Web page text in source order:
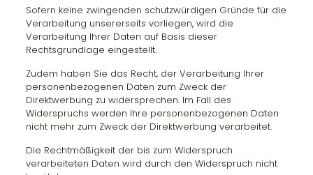
Sofern keine zwingenden schutzwürdigen Gründe für die
Verarbeitung unsererseits vorliegen, wird die
Verarbeitung Ihrer Daten auf Basis dieser
Rechtsgrundlage eingestellt.
Zudem haben Sie das Recht, der Verarbeitung Ihrer
personenbezogenen Daten zum Zweck der
Direktwerbung zu widersprechen. Im Fall des
Widerspruchs werden Ihre personenbezogenen Daten
nicht mehr zum Zweck der Direktwerbung verarbeitet.
Die Rechtmäßigkeit der bis zum Widerspruch
verarbeiteten Daten wird durch den Widerspruch nicht